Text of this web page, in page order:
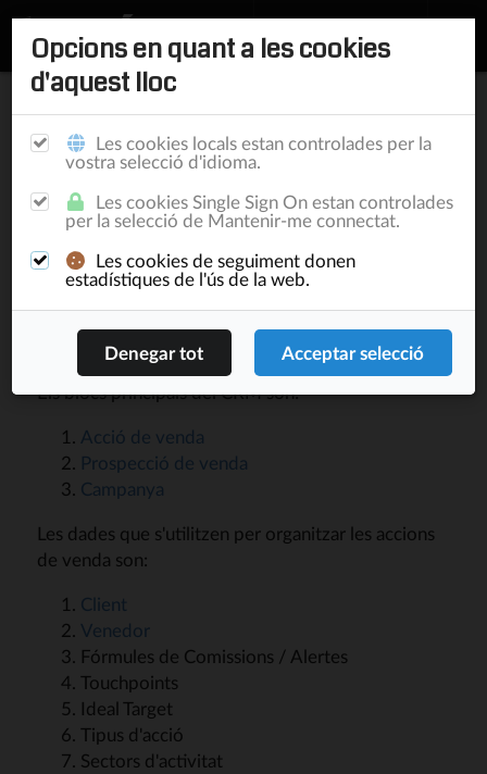
Inici / Documentació /
Convencions BrightSide Acció de venda
Customer Relationship
BrightSide CRM es composa dels elements que
permeten fer un seguiment de les accions fetes pels
potencials, per assolir una venda.
Els blocs principals del CRM son:
Acció de venda
Prospecció de venda
Campanya
Les dades que s'utilitzen per organitzar les accions
de venda son:
Client
Venedor
Fórmules de Comissions / Alertes
Touchpoints
Ideal Target
Tipus d'acció
Sectors d'activitat
Opcions en quant a les cookies
d'aquest lloc
Les cookies locals estan controlades per la
vostra selecció d'idioma.
Les cookies Single Sign On estan controlades
per la selecció de Mantenir-me connectat.
Les cookies de seguiment donen
estadístiques de l'ús de la web.